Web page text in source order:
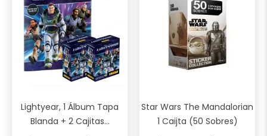
Lightyear, 1 Álbum Tapa
Blanda + 2 Cajitas...
Star Wars The Mandalorian
1 Caijta (50 Sobres)